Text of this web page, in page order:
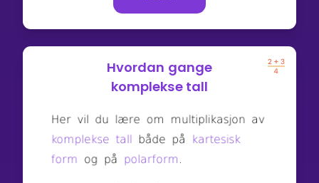
Hvordan gange
komplekse tall